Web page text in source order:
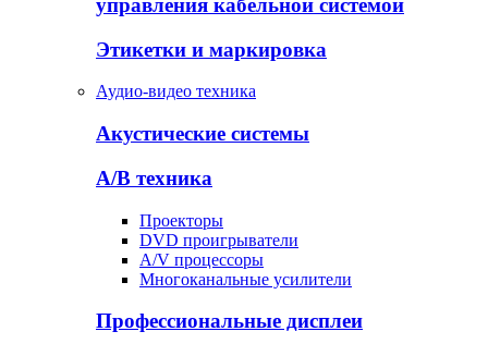
управления кабельной системой
Этикетки и маркировка
Аудио-видео техника
Акустические системы
А/В техника
Проекторы
DVD проигрыватели
A/V процессоры
Многоканальные усилители
Профессиональные дисплеи